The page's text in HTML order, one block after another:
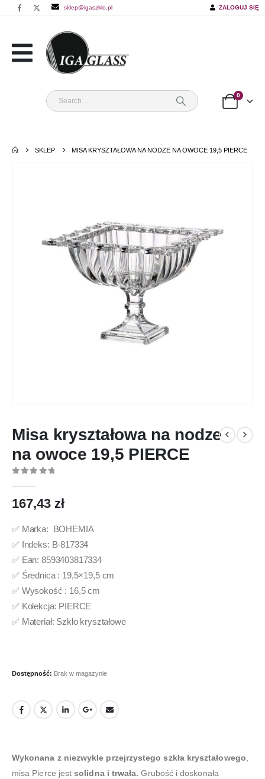
sklep@igaszklo.pl ZALOGUJ SIĘ
0
SKLEP MISA KRYSZTAŁOWA NA NODZE NA OWOCE 19,5 PIERCE
Misa kryształowa na nodze
na owoce 19,5 PIERCE
167,43 zł
✅ Marka: BOHEMIA
✅ Indeks: B-817334
✅ Ean: 8593403817334
✅ Średnica : 19,5×19,5 cm
✅ Wysokość : 16,5 cm
✅ Kolekcja: PIERCE
✅ Materiał: Szkło kryształowe
Dostępność: Brak w magazynie
Wykonana z niezwykle przejrzystego szkła kryształowego
misa Pierce jestsolidna i trwała.Grubość i doskonała